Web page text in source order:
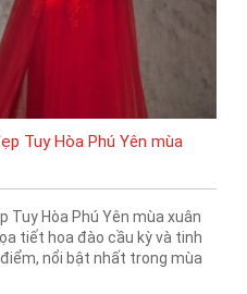
Tuy Hòa Phú Yên mùa
Tuy Hòa Phú Yên mùa xuân
tiết hoa đào cầu kỳ và tinh
nổi bật nhất trong mùa